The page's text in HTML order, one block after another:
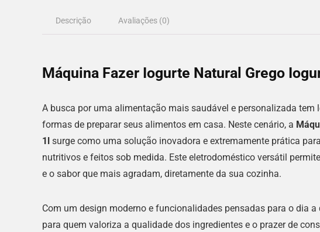
Descrição Avaliações (0)
Máquina Fazer Iogurte Natural Grego
A busca por uma alimentação mais saudável e personalizada
formas de preparar seus alimentos em casa. Neste cenário, a
1l surge como uma solução inovadora e extremamente prática
nutritivos e feitos sob medida. Este eletrodoméstico versátil
e o sabor que mais agradam, diretamente da sua cozinha.
Com um design moderno e funcionalidades pensadas para o dia
para quem valoriza a qualidade dos ingredientes e o prazer de